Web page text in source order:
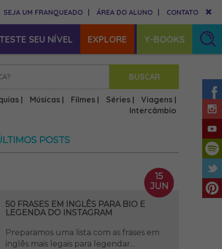
SEJA UM FRANQUEADO ÁREA DO ALUNO CONTATO
SEU NÍVEL EXPLORE Y-BOOKS
BUSCAR
Músicas Filmes Séries Viagens
Intercâmbio
POSTS
15
JUN
50 FRASES EM INGLÊS PARA BIO E
LEGENDA DO INSTAGRAM
Preparamos uma lista com as frases em
inglês mais legais para legendar...